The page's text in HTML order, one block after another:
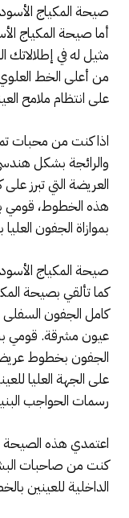
صيحة المكياج الأسود
أما صيحة المكياج
مثيل له في
من أعلى الخط
على انتظام ملامح
اذا كنت من محبات
والرائجة بشكل
العريضة التي تبرز
هذه الخطوط، قومي
بموازاة الجفون
صيحة المكياج
كما تألقي بصيحة
كامل الجفون
عيون مشرقة. قومي
الجفون بخطوط
على الجهة العليا
رسمات الحواجب
كنت من صاحبات
الداخلية للعينين